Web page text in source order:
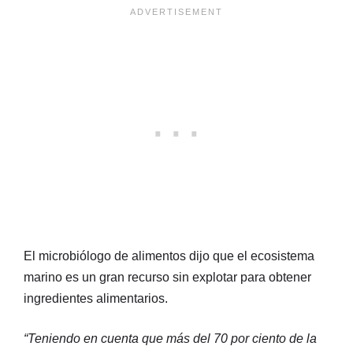
El microbiólogo de alimentos dijo que el ecosistema
marino es un gran recurso sin explotar para obtener
ingredientes alimentarios.
“Teniendo en cuenta que más del 70 por ciento de la